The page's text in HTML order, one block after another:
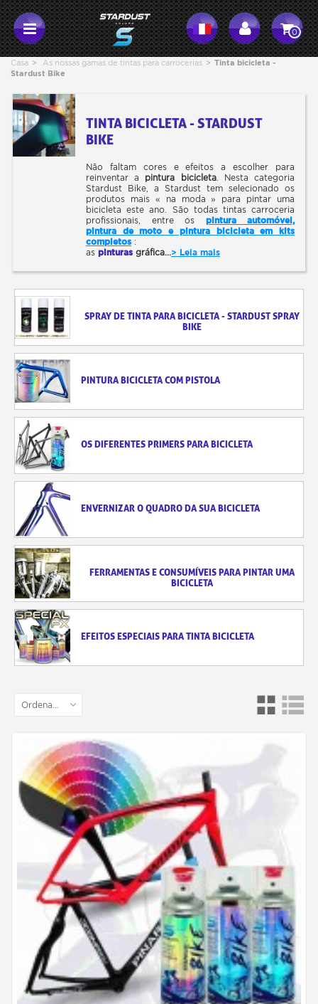
0
Casa > As nossas gamas de tintas para carrocerias > Tinta bicicleta -
Stardust Bike
TINTA BICICLETA - STARDUST
BIKE
Não faltam cores e efeitos a escolher para
reinventar a
pintura bicicleta. Nesta categoria
Stardust Bike, a Stardust tem selecionado os
produtos mais « na moda » para pintar uma
bicicleta este ano. São todas tintas carroceria
profissionais, entre os pintura automóvel,
pintura de moto e pintura bicicleta em kits
completos :
as pinturas gráfica...> Leia mais
SPRAY DE TINTA PARA BICICLETA - STARDUST SPRAY
BIKE
PINTURA BICICLETA COM PISTOLA
OS DIFERENTES PRIMERS PARA BICICLETA
ENVERNIZAR O QUADRO DA SUA BICICLETA
FERRAMENTAS E CONSUMÍVEIS PARA PINTAR UMA
BICICLETA
EFEITOS ESPECIAIS PARA TINTA BICICLETA
Ordenar por